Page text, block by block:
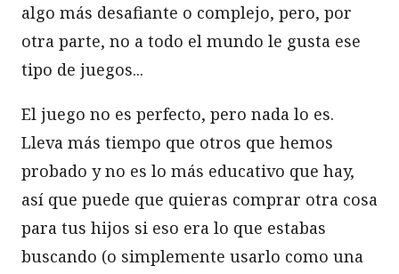
algo más desafiante o complejo, pero, por
otra parte, no a todo el mundo le gusta ese
tipo de juegos...
El juego no es perfecto, pero nada lo es.
Lleva más tiempo que otros que hemos
probado y no es lo más educativo que hay,
así que puede que quieras comprar otra cosa
para tus hijos si eso era lo que estabas
buscando (o simplemente usarlo como una